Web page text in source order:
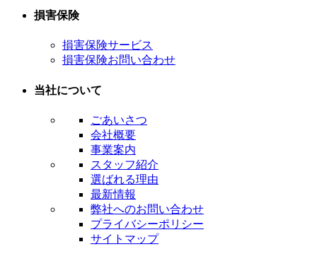
損害保険
損害保険サービス
損害保険お問い合わせ
当社について
ごあいさつ
会社概要
事業案内
スタッフ紹介
選ばれる理由
最新情報
弊社へのお問い合わせ
プライバシーポリシー
サイトマップ